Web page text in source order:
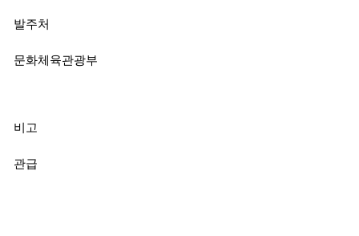
발주처
문화체육관광부
비고
관급